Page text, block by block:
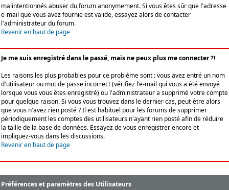
malintentionnés abuser du forum anonymement. Si vous êtes sûr que l'adresse
e-mail que vous avez fournie est valide, essayez alors de contacter
l'administrateur du forum.
Revenir en haut de page
Je me suis enregistré dans le passé, mais ne peux plus me connecter ?!
Les raisons les plus probables pour ce problème sont : vous avez entré un nom
d'utilisateur ou mot de passe incorrect (vérifiez l'e-mail qui vous a été envoyé
lorsque vous vous êtes enregistré) ou l'administrateur a supprimé votre compte
pour quelque raison. Si vous vous trouvez dans le dernier cas, peut-être alors
que vous n'avez rien posté ? Il est habituel pour les forums de supprimer
périodiquement les comptes des utilisateurs n'ayant rien posté afin de réduire
la taille de la base de données. Essayez de vous enregistrer encore et
impliquez-vous dans les discussions.
Revenir en haut de page
Préférences et paramètres des Utilisateurs